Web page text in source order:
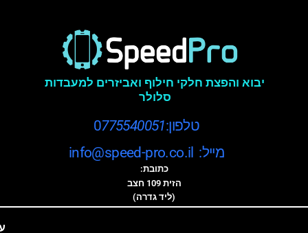
יבוא והפצת חלקי חילוף ואביזרים למעבדות
סלולר
טלפון:0775540051
מייל: info@speed-pro.co.il
כתובת:
הזית 109 חצב
(ליד גדרה)